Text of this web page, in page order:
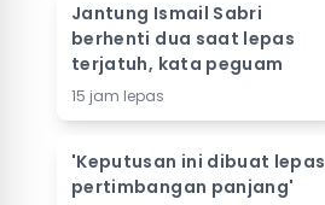
Jantung Ismail Sabri
berhenti dua saat lepas
terjatuh, kata peguam
15 jam lepas
'Keputusan ini dibuat lepas
pertimbangan panjang'